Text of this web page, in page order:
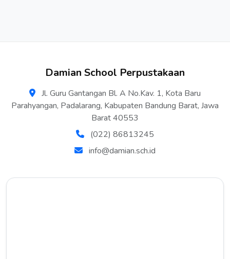
Damian School Perpustakaan
Jl. Guru Gantangan Bl. A No.Kav. 1, Kota Baru
Parahyangan, Padalarang, Kabupaten Bandung Barat, Jawa
Barat 40553
(022) 86813245
info@damian.sch.id